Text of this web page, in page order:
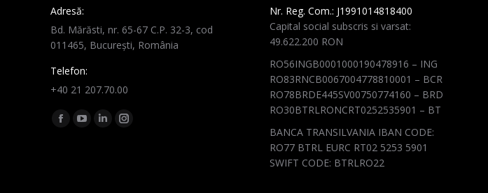
Adresă:
Bd. Mărăsti, nr. 65-67 C.P. 32-3, cod
011465, București, România
Telefon:
+40 21 207.70.00
Find us on:
Facebook
YouTube
LinkedinInstagram
Nr. Reg. Com.: J1991014818400
Capital social subscris si varsat:
49.622.200 RON
RO56INGB0001000190478916 – ING
RO83RNCB0067004778810001 – BCR
RO78BRDE445SV00750774160 – BRD
RO30BTRLRONCRT0252535901 – BT
BANCA TRANSILVANIA IBAN CODE:
RO77 BTRL EURC RT02 5253 5901
SWIFT CODE: BTRLRO22